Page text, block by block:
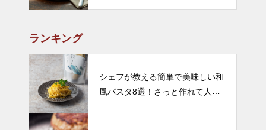
ランキング
シェフが教える簡単で美味しい和
風パスタ8選！さっと作れて人気